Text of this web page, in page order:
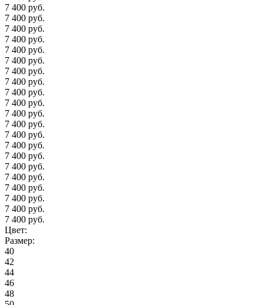
7 400 руб.
7 400 руб.
7 400 руб.
7 400 руб.
7 400 руб.
7 400 руб.
7 400 руб.
7 400 руб.
7 400 руб.
7 400 руб.
7 400 руб.
7 400 руб.
7 400 руб.
7 400 руб.
7 400 руб.
7 400 руб.
7 400 руб.
7 400 руб.
7 400 руб.
7 400 руб.
7 400 руб.
Цвет:
Размер:
40
42
44
46
48